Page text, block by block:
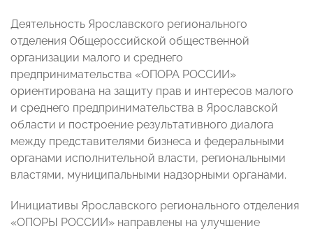
Деятельность Ярославского регионального
отделения Общероссийской общественной
организации малого и среднего
предпринимательства «ОПОРА РОССИИ»
ориентирована на защиту прав и интересов малого
и среднего предпринимательства в Ярославской
области и построение результативного диалога
между представителями бизнеса и федеральными
органами исполнительной власти, региональными
властями, муниципальными надзорными органами.
Инициативы Ярославского регионального отделения
«ОПОРЫ РОССИИ» направлены на улучшение